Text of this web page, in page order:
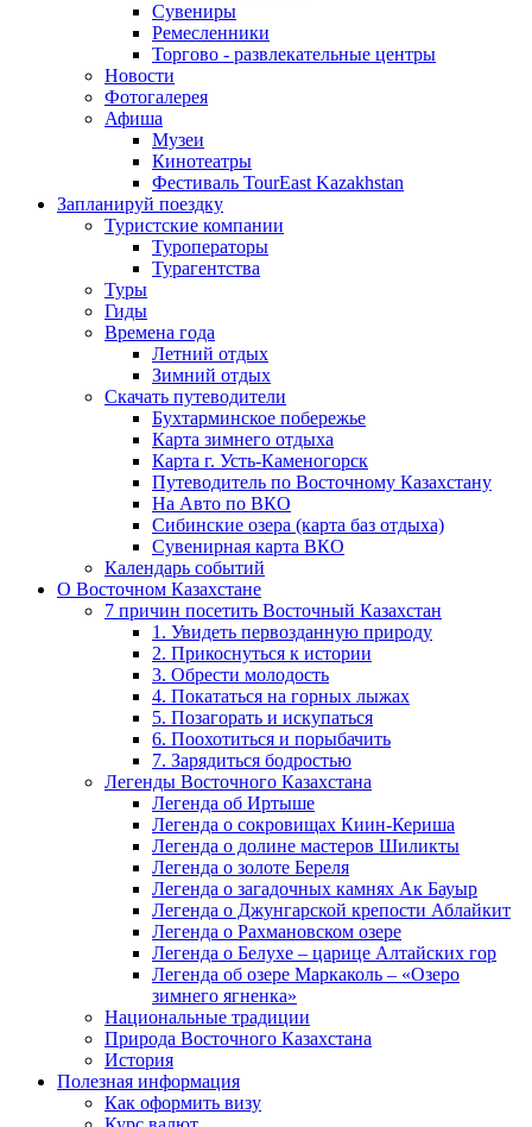
Сувениры
Ремесленники
Торгово - развлекательные центры
Новости
Фотогалерея
Афиша
Музеи
Кинотеатры
Фестиваль TourEast Kazakhstan
Запланируй поездку
Туристские компании
Туроператоры
Турагентства
Туры
Гиды
Времена года
Летний отдых
Зимний отдых
Скачать путеводители
Бухтарминское побережье
Карта зимнего отдыха
Карта г. Усть-Каменогорск
Путеводитель по Восточному Казахстану
На Авто по ВКО
Сибинские озера (карта баз отдыха)
Сувенирная карта ВКО
Календарь событий
О Восточном Казахстане
7 причин посетить Восточный Казахстан
1. Увидеть первозданную природу
2. Прикоснуться к истории
3. Обрести молодость
4. Покататься на горных лыжах
5. Позагорать и искупаться
6. Поохотиться и порыбачить
7. Зарядиться бодростью
Легенды Восточного Казахстана
Легенда об Иртыше
Легенда о сокровищах Киин-Кериша
Легенда о долине мастеров Шиликты
Легенда о золоте Береля
Легенда о загадочных камнях Ак Бауыр
Легенда о Джунгарской крепости Аблайкит
Легенда о Рахмановском озере
Легенда о Белухе – царице Алтайских гор
Легенда об озере Маркаколь – «Озеро
зимнего ягненка»
Национальные традиции
Природа Восточного Казахстана
История
Полезная информация
Как оформить визу